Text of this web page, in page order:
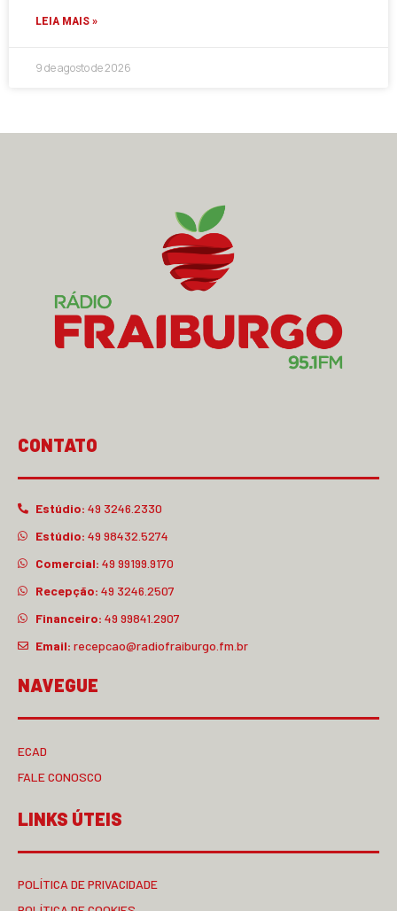
LEIA MAIS »
9 de agosto de 2026
CONTATO
Estúdio: 49 3246.2330
Estúdio: 49 98432.5274
Comercial: 49 99199.9170
Recepção: 49 3246.2507
Financeiro: 49 99841.2907
Email: recepcao@radiofraiburgo.fm.br
NAVEGUE
ECAD
FALE CONOSCO
LINKS ÚTEIS
POLÍTICA DE PRIVACIDADE